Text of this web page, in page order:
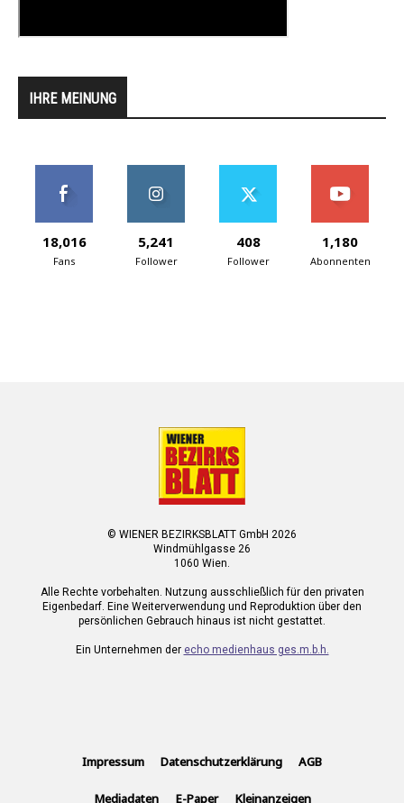
IHRE MEINUNG
18,016
Fans
5,241
Follower
408
Follower
1,180
Abonnenten
© WIENER BEZIRKSBLATT GmbH 2026
Windmühlgasse 26
1060 Wien.
Alle Rechte vorbehalten. Nutzung ausschließlich für den privaten
Eigenbedarf. Eine Weiterverwendung und Reproduktion über den
persönlichen Gebrauch hinaus ist nicht gestattet.
Ein Unternehmen der echo medienhaus ges.m.b.h.
Impressum Datenschutzerklärung AGB
Mediadaten E-Paper Kleinanzeigen